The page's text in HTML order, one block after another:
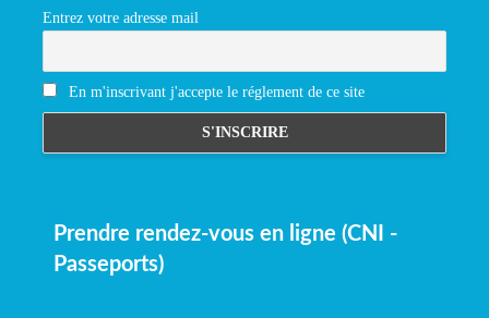
Entrez votre adresse mail
En m'inscrivant j'accepte le réglement de ce site
Prendre rendez-vous en ligne (CNI -
Passeports)